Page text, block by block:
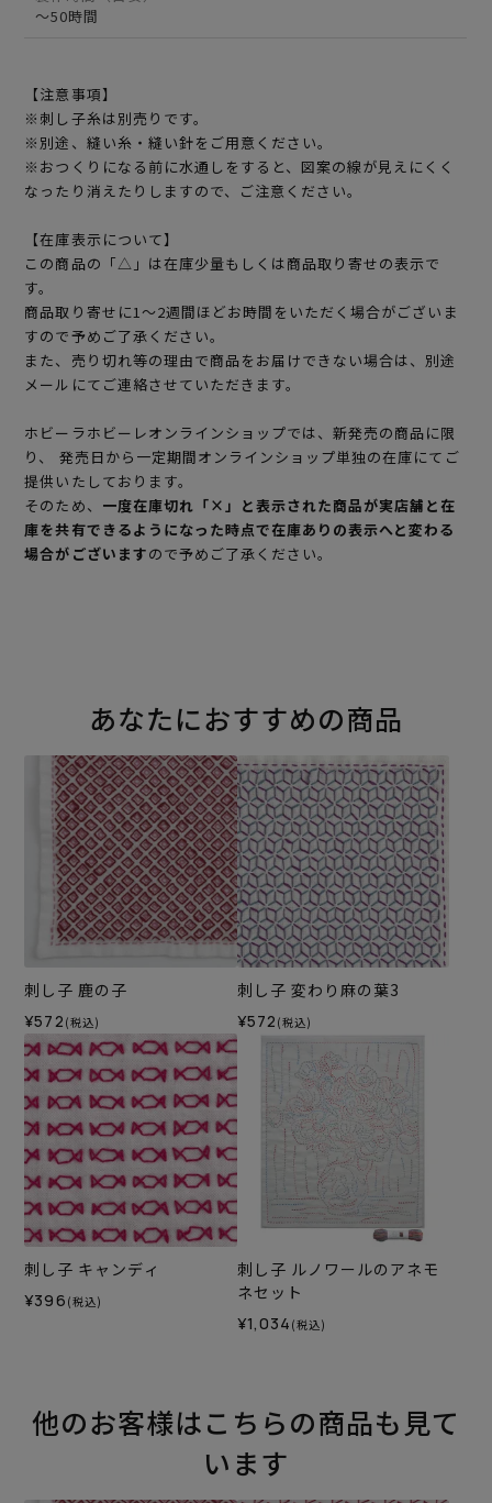
～50時間
【注意事項】
※刺し子糸は別売りです。
※別途、縫い糸・縫い針をご用意ください。
※おつくりになる前に水通しをすると、図案の線が見えにくく
なったり消えたりしますので、ご注意ください。
【在庫表示について】
この商品の「△」は在庫少量もしくは商品取り寄せの表示で
す。
商品取り寄せに1～2週間ほどお時間をいただく場合がございま
すので予めご了承ください。
また、売り切れ等の理由で商品をお届けできない場合は、別途
メールにてご連絡させていただきます。
ホビーラホビーレオンラインショップでは、新発売の商品に限
り、 発売日から一定期間オンラインショップ単独の在庫にてご
提供いたしております。
そのため、 一度在庫切れ「×」と表示された商品が実店舗と在
庫を共有できるようになった時点で在庫ありの表示へと変わる
場合がございますので予めご了承ください。
あなたにおすすめの商品
刺し子 鹿の子
¥572 (税込)
刺し子 変わり麻の葉3
¥572 (税込)
刺し子 キャンディ
¥396 (税込)
刺し子 ルノワールのアネモ
ネセット
¥1,034 (税込)
他のお客様はこちらの商品も見て
います